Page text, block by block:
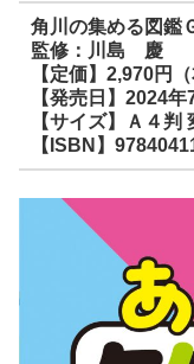
角川の集める図鑑
監修：川島 慶
【定価】2,970円
【発売日】2024年
【サイズ】Ａ４判
【ISBN】